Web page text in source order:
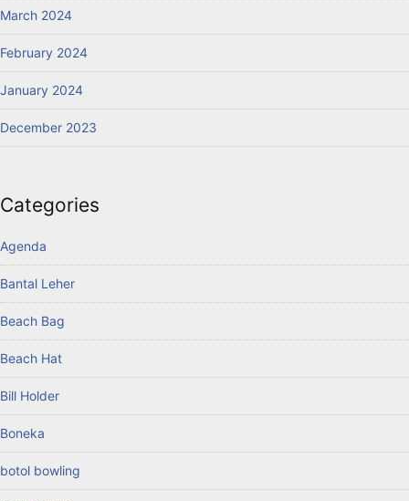
March 2024
February 2024
January 2024
December 2023
Categories
Agenda
Bantal Leher
Beach Bag
Beach Hat
Bill Holder
Boneka
botol bowling